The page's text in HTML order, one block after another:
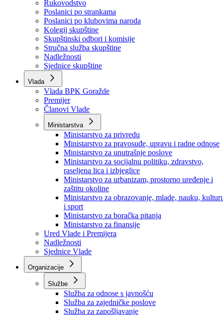
Skupština
Skupština BPK Goražde
Rukovodstvo
Poslanici po strankama
Poslanici po klubovima naroda
Kolegij skupštine
Skupštinski odbori i komisije
Stručna služba skupštine
Nadležnosti
Sjednice skupštine
Vlada
Vlada BPK Goražde
Premijer
Članovi Vlade
Ministarstva
Ministarstvo za privredu
Ministarstvo za pravosuđe, upravu i radne odnose
Ministarstvo za unutrašnje poslove
Ministarstvo za socijalnu politiku, zdravstvo,
raseljena lica i izbjeglice
Ministarstvo za urbanizam, prostorno uređenje i
zaštitu okoline
Ministarstvo za obrazovanje, mlade, nauku,
i sport
Ministarstvo za boračka pitanja
Ministarstvo za finansije
Ured Vlade i Premijera
Nadležnosti
Sjednice Vlade
Organizacije
Službe